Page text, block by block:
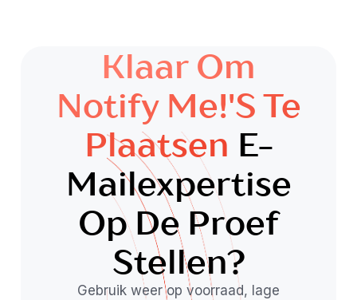
Klaar Om
Notify Me!'s Te
Plaatsen E-
Mailexpertise
Op De Proef
Stellen?
Gebruik weer op voorraad, lage